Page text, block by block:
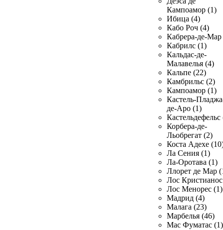
Кампоамор (1)
Ибица (4)
Кабо Роч (4)
Кабрера-де-Мар
Кабрилс (1)
Кальдас-де-
Малавелья (4)
Кальпе (22)
Камбрильс (2)
Кампоамор (1)
Кастель-
де-Аро (1)
Кастельдефельс
Корбера-де-
Льобрегат (2)
Коста Адехе
Ла Сения (1)
Ла-Оротава (1)
Ллорет де Мар
Лос
Лос Менорес (1)
Мадрид (4)
Малага (23)
Марбелья (46)
Мас Фуматас (1)